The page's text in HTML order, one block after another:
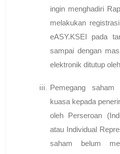
ingin menghadiri
melakukan
eASY.KSEI pada
sampai dengan
elektronik ditutup
Pemegang
kuasa kepada
oleh Perseroan (
atau
Individual
saham belum